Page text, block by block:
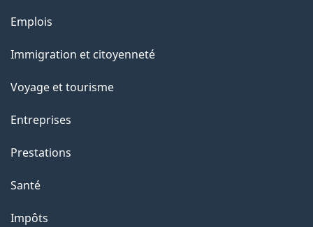
l
a
p
a
g
e
Thèmes
sujets
Emplois
Immigration et citoyenneté
Voyage et tourisme
Entreprises
Prestations
Santé
Impôts